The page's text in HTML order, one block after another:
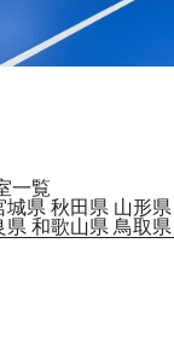
一覧
城県 秋田県 山形県
県 和歌山県 鳥取県